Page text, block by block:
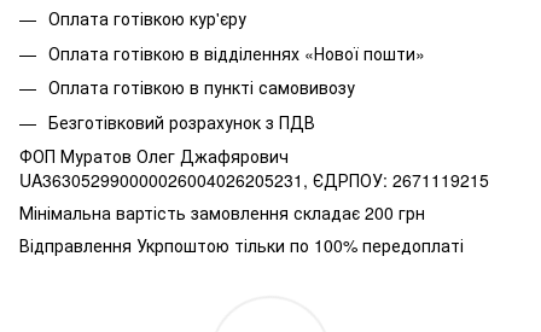
Оплата готівкою кур'єру
Оплата готівкою в відділеннях «Нової пошти»
Оплата готівкою в пункті самовивозу
Безготівковий розрахунок з ПДВ
ФОП Муратов Олег Джафярович
UA363052990000026004026205231, ЄДРПОУ: 2671119215
Мінімальна вартість замовлення складає 200 грн
Відправлення Укрпоштою тільки по 100% передоплаті